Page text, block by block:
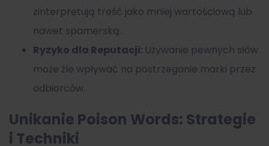
zinterpretują treść jako mniej wartościową lub
nawet spamerską.
Ryzyko dla Reputacji: Używanie pewnych słów
może źle wpływać na postrzeganie marki przez
odbiorców.
Unikanie Poison Words: Strategie
i Techniki